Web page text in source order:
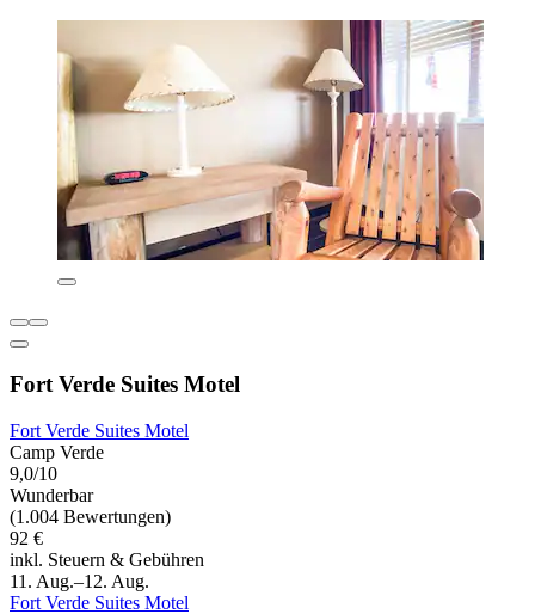
Fort Verde Suites Motel
Fort Verde Suites Motel
Camp Verde
9,0/10
Wunderbar
(1.004 Bewertungen)
92 €
inkl. Steuern & Gebühren
11. Aug.–12. Aug.
Fort Verde Suites Motel